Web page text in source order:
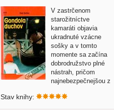
V zastrčenom
starožitníctve
kamaráti objavia
ukradnuté vzácne
sošky a v tomto
momente sa začína
dobrodružstvo plné
nástrah, pričom
najnebezpečnejšou z
Stav knihy: